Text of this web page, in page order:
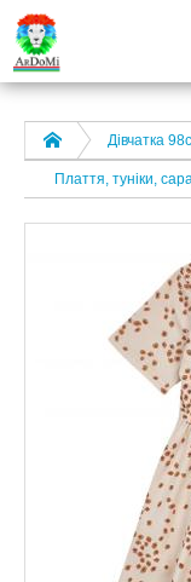
Дівчатка
Плаття, туніки,